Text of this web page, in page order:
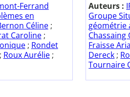
Ferrand
en
Céline;
Caroline;
; Rondet
Roux Aurélie;
Auteurs :
Groupe
géométrie
Chassaing
Fraisse
Dereck ;
Tournaire